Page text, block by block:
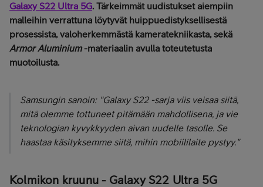
Galaxy S22 Ultra 5G. Tärkeimmät uudistukset aiempiin
malleihin verrattuna löytyvät huippuedistyksellisestä
prosessista, valoherkemmästä kameratekniikasta, sekä
Armor Aluminium-materiaalin avulla toteutetusta
muotoilusta.
Samsungin sanoin:"Galaxy S22 -sarja viis veisaa siitä,
mitä olemme tottuneet pitämään mahdollisena, ja vie
teknologian kyvykkyyden aivan uudelle tasolle. Se
haastaa käsityksemme siitä, mihin mobiililaite pystyy."
Kolmikon kruunu - Galaxy S22 Ultra 5G